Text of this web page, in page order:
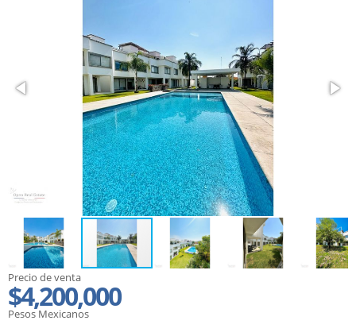
Precio de venta
$4,200,000
Pesos Mexicanos